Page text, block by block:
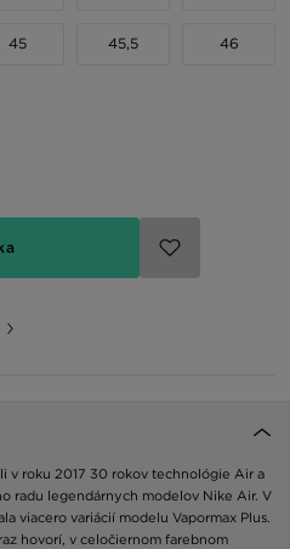
45 45,5 46
v roku 2017 30 rokov technológie Air a
radu legendárnych modelov Nike Air. V
viacero variácií modelu Vapormax Plus.
hovorí, v celočiernom farebnom